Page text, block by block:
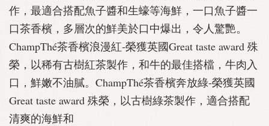
作，最適合搭配魚子醬和生蠔等海鮮，一口魚子醬一
口茶香檳，多層次的鮮美於口中爆出，令人驚艷。
ChampThé茶香檳浪漫紅-榮獲英國Great taste award 殊
榮，以稀有古樹紅茶製作，和牛的最佳搭檔，牛肉入
口，鮮嫩不油膩。ChampThé茶香檳奔放綠-榮獲英國
Great taste award 殊榮，以古樹綠茶製作，適合搭配
清爽的海鮮和